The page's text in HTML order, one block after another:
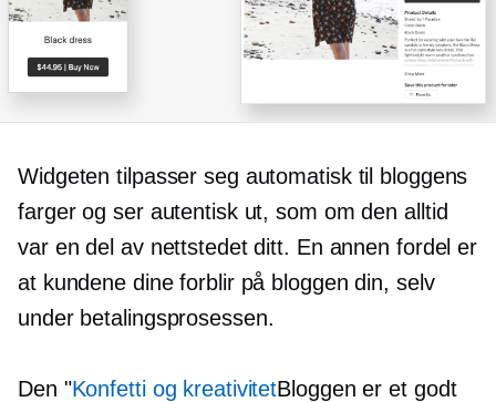
Widgeten tilpasser seg automatisk til bloggens
farger og ser autentisk ut, som om den alltid
var en del av nettstedet ditt. En annen fordel er
at kundene dine forblir på bloggen din, selv
under betalingsprosessen.
Den "Konfetti og kreativitetBloggen er et godt